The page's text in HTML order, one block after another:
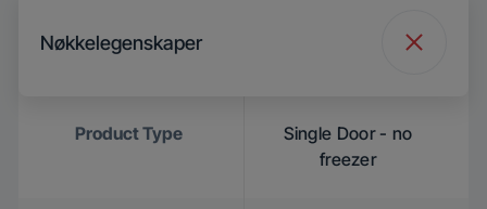
Nøkkelegenskaper
Product Type
Single Door - no
freezer